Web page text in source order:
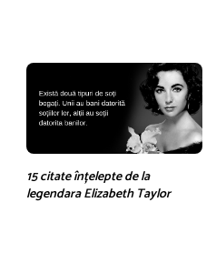
15 citate înțelepte de la
legendara Elizabeth Taylor